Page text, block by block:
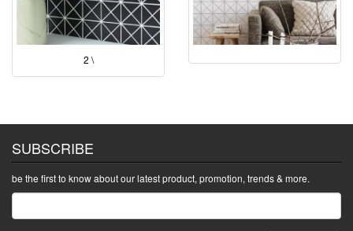
2 \
SUBSCRIBE
be the first to know about our latest product, promotion, trends & more.